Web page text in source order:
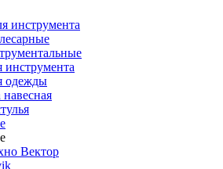
инструмента
одежды
Вектор